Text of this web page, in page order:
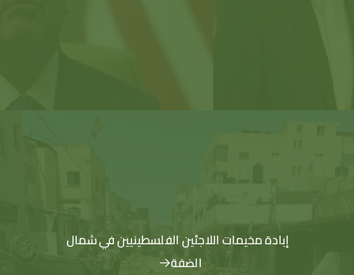
إبادة مخيمات اللاجئين الفلسطينيين في شمال
الضفة